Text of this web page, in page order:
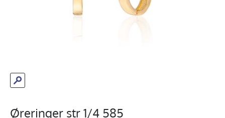
Øreringer str 1/4 585